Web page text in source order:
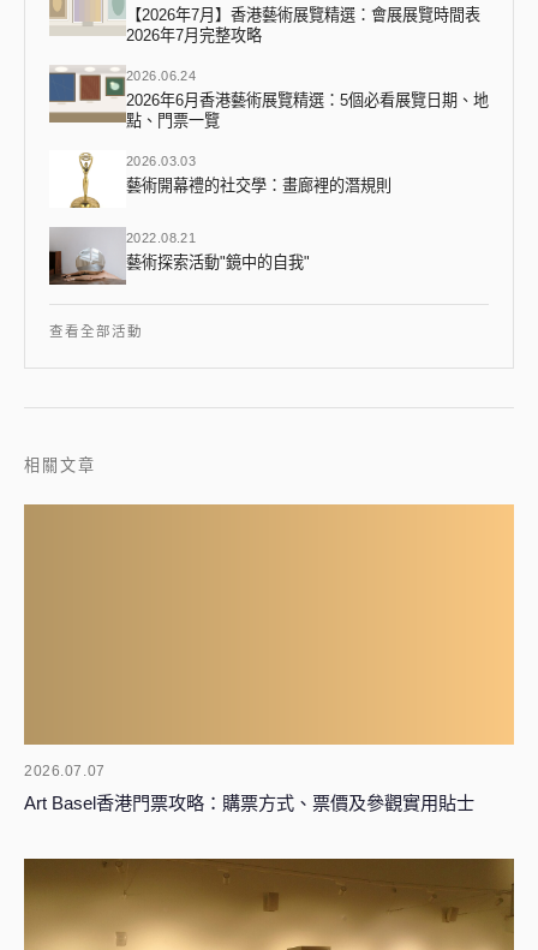
【2026年7月】香港藝術展覽精選：會展展覽時間表
2026年7月完整攻略
2026.06.24
2026年6月香港藝術展覽精選：5個必看展覽日期、地
點、門票一覽
2026.03.03
藝術開幕禮的社交學：畫廊裡的潛規則
2022.08.21
藝術探索活動"鏡中的自我"
查看全部活動
相關文章
2026.07.07
Art Basel香港門票攻略：購票方式、票價及參觀實用貼士